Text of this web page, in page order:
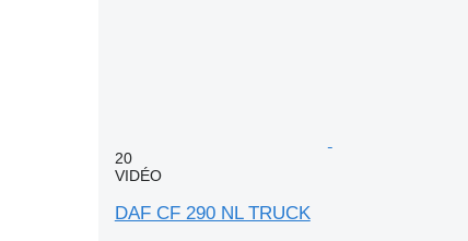
20
VIDÉO
DAF CF 290 NL TRUCK